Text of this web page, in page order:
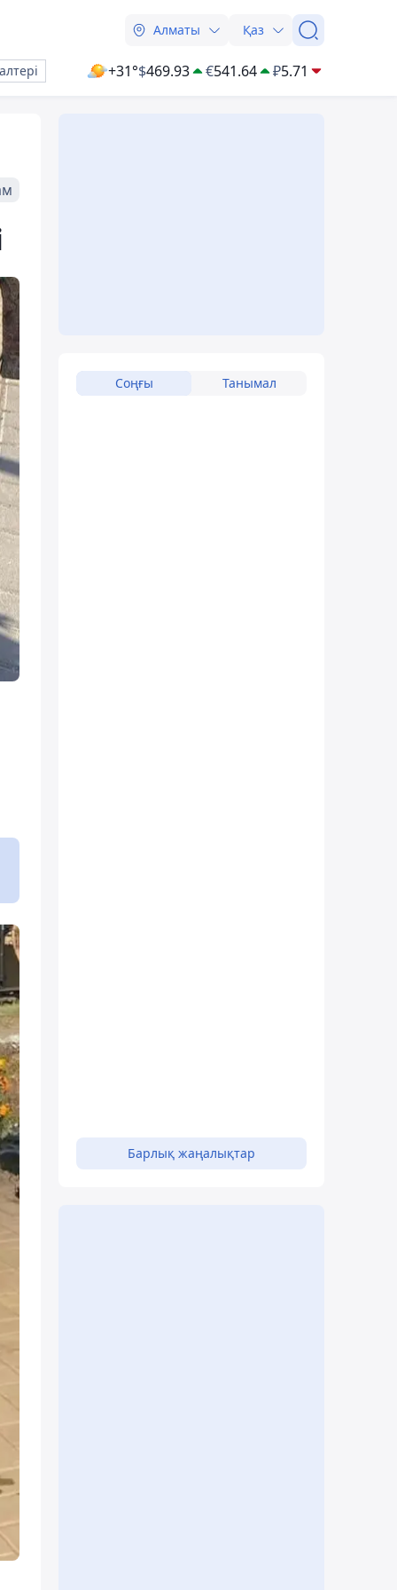
Алматы Қаз
+31°$469.93 €541.64 ₽5.71
Соңғы Танымал
Барлық жаңалықтар